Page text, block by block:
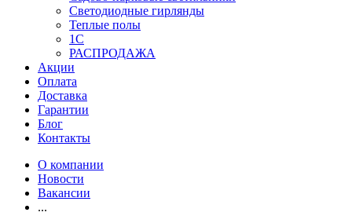
Светодиодные гирлянды
Теплые полы
1С
РАСПРОДАЖА
Акции
Оплата
Доставка
Гарантии
Блог
Контакты
О компании
Новости
Вакансии
...